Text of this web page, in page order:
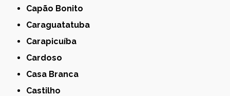
Capão Bonito
Caraguatatuba
Carapicuíba
Cardoso
Casa Branca
Castilho